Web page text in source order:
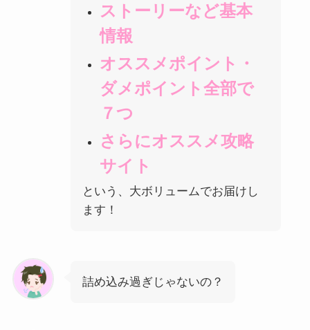
ストーリーなど基本
情報
オススメポイント・
ダメポイント全部で
７つ
さらにオススメ攻略
サイト
という、大ボリュームでお届けし
ます！
詰め込み過ぎじゃないの？